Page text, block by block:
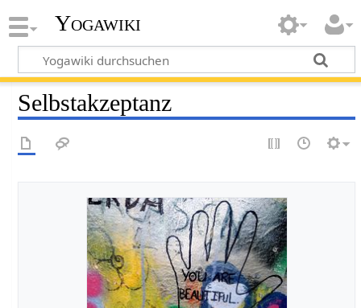
Yogawiki
Selbstakzeptanz